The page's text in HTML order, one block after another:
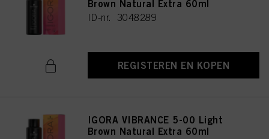
Brown Natural Extra 60ml
ID-nr. 3048289
REGISTEREN EN KOPEN
IGORA VIBRANCE 5-00 Light
Brown Natural Extra 60ml